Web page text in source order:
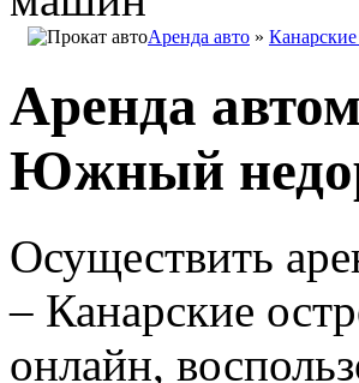
Аренда авто » Канарские
Аренда
Южный
Осуществить
– Канарские
онлайн,